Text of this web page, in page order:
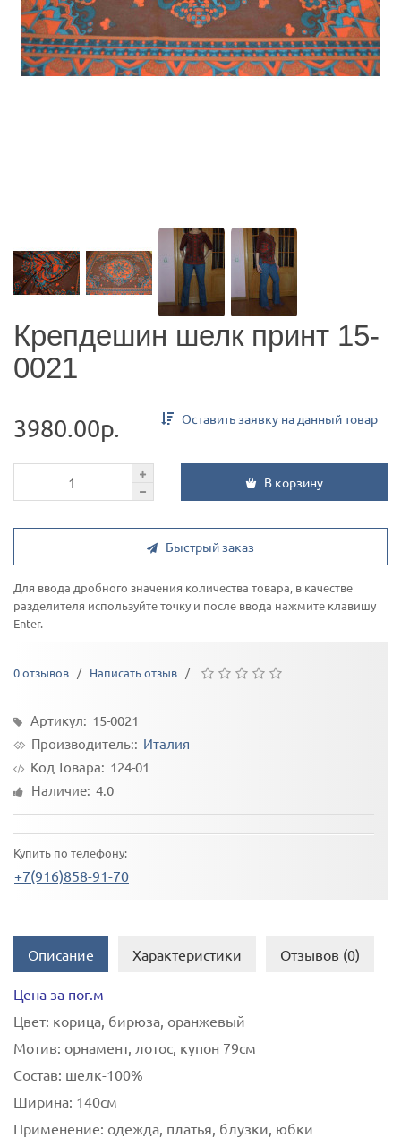
Крепдешин шелк принт 15-
0021
3980.00р. Оставить заявку на данный товар
В корзину
Быстрый заказ
Для ввода дробного значения количества товара, в качестве
разделителя используйте точку и после ввода нажмите клавишу
Enter.
0 отзывов / Написать отзыв /
Артикул: 15-0021
Производитель:: Италия
Код Товара: 124-01
Наличие: 4.0
Купить по телефону:
+7(916)858-91-70
Описание Характеристики Отзывов (0)
Цена за пог.м
Цвет: корица, бирюза, оранжевый
Мотив: орнамент, лотос, купон 79см
Состав: шелк-100%
Ширина: 140см
Применение: одежда, платья, блузки, юбки